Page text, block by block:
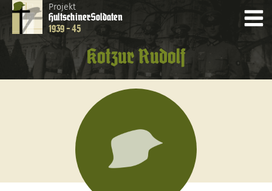
Projekt
HultschinerSoldaten
1939 - 45
Kotzur Rudolf